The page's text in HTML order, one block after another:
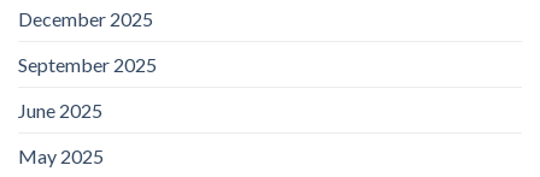
December 2025
September 2025
June 2025
May 2025